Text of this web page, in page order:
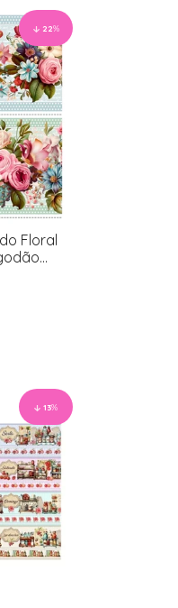
22%
Floral
13%